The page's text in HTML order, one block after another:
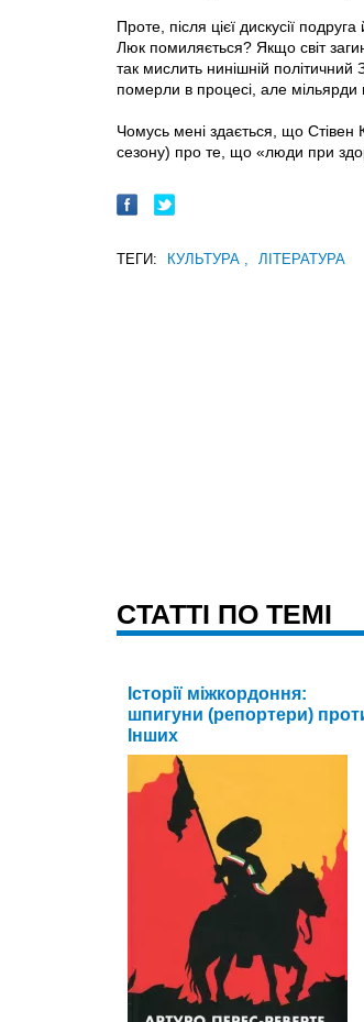
Проте, після цієї дискусії
Люк помиляється? Якщо світ
так мислить нинішній
померли в процесі, але мільярди
Чомусь мені здається, що Стівен
сезону) про те, що «люди при
ТЕГИ: КУЛЬТУРА ЛІТЕРАТУРА
CТАТТІ ПО ТЕМІ
Історії міжкордоння:
шпигуни (репортери)
Інших